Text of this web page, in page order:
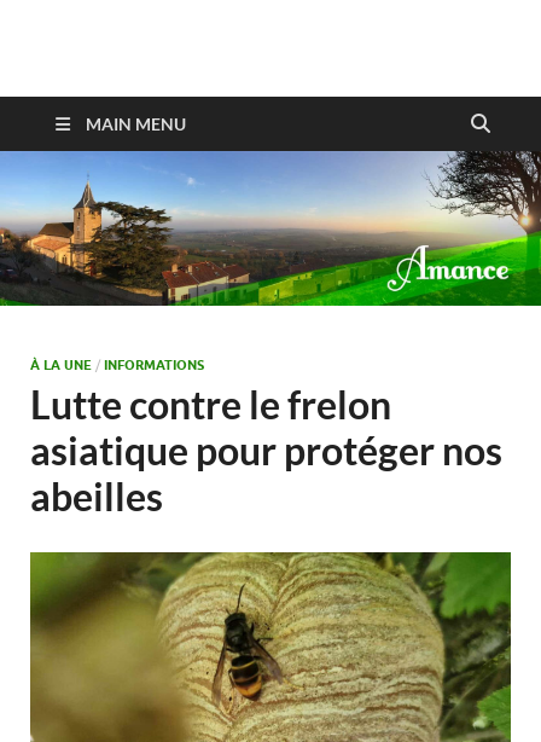
Amance
MAIN MENU
À LA UNE / INFORMATIONS
Lutte contre le frelon
asiatique pour protéger nos
abeilles